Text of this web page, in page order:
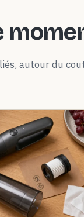
autour du